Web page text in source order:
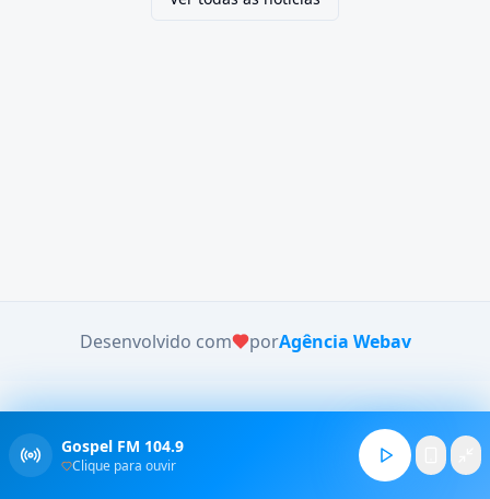
Desenvolvido com porAgência Webav
Gospel FM 104.9
Clique para ouvir